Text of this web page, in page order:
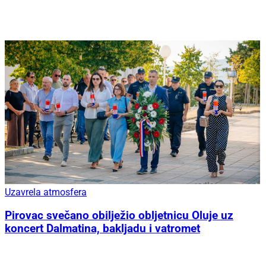
Uzavrela atmosfera
Pirovac svečano obilježio obljetnicu Oluje uz
koncert Dalmatina, bakljadu i vatromet